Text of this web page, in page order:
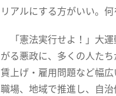
リアルにする方がいい。
「憲法実行せよ！」大
がる悪政に、多くの人た
賃上げ・雇用問題など幅
職場、地域で推進し、自